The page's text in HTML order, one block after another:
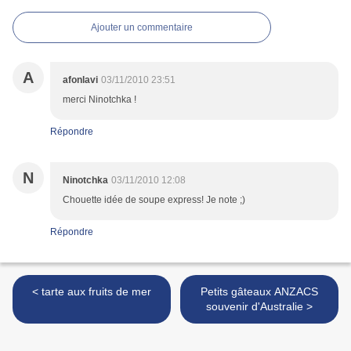
Ajouter un commentaire
A afonlavi 03/11/2010 23:51
merci Ninotchka !
Répondre
N Ninotchka 03/11/2010 12:08
Chouette idée de soupe express! Je note ;)
Répondre
< tarte aux fruits de mer
Petits gâteaux ANZACS
souvenir d'Australie >